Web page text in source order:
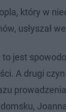
który w
usłyszał
jest
A drugi